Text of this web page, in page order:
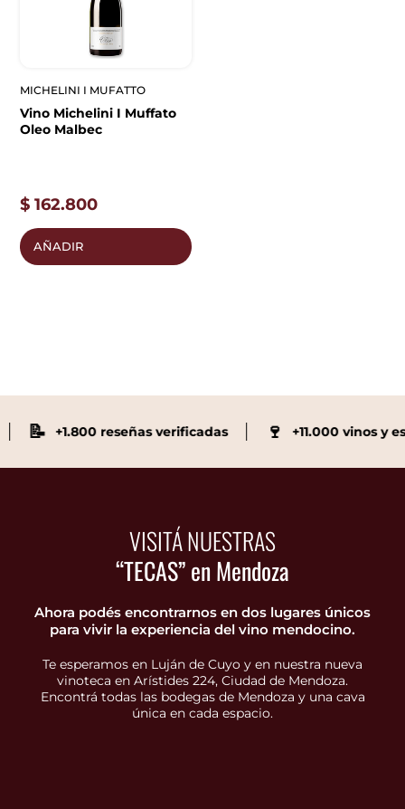
MICHELINI I MUFATTO
Vino Michelini I Muffato
Oleo Malbec
$ 162.800
AÑADIR
📝 +1.800 reseñas verificadas +11.000 vinos y
VISITÁ NUESTRAS
“TECAS” en Mendoza
Ahora podés encontrarnos en dos lugares únicos
para vivir la experiencia del vino mendocino.
Te esperamos en Luján de Cuyo y en nuestra nueva
vinoteca en Arístides 224, Ciudad de Mendoza.
Encontrá todas las bodegas de Mendoza y una cava
única en cada espacio.